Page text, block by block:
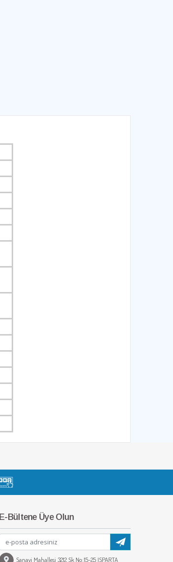
E-Bültene Üye Olun
Sanayi Mahallesi 3212 Sk No:15-25 ISPARTA